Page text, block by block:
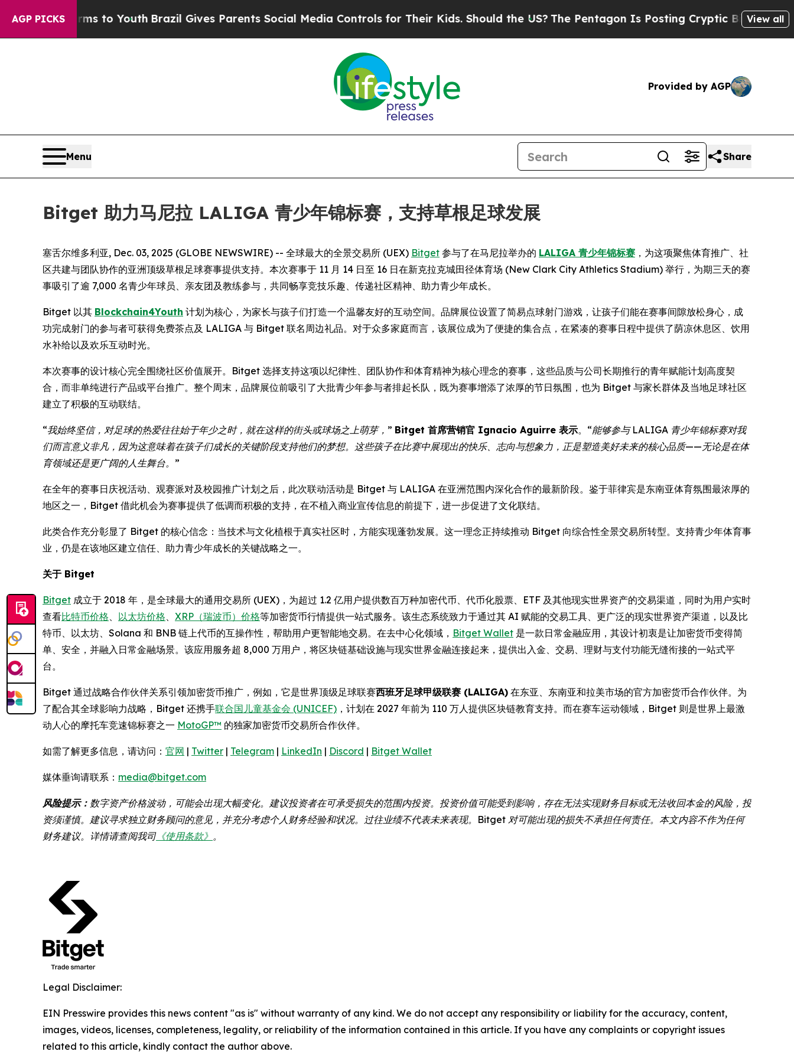
AGP PICKS
Harms to YouthBrazil Gives Parents Social Media Controls for Their Kids. Should the US?The Pentagon Is Posting Cryptic Biblical Messages
View all
Provided by AGP
Menu Share
Bitget 助力马尼拉 LALIGA 青少年锦标赛，支持草根足球发展
塞舌尔维多利亚, Dec. 03, 2025 (GLOBE NEWSWIRE) -- 全球最大的全景交易所 (UEX) Bitget 参与了在马尼拉举办的 LALIGA 青少年锦标赛 ，为这项聚焦体育推广、社
区共建与团队协作的亚洲顶级草根足球赛事提供支持。本次赛事于 11 月 14 日至 16 日在新克拉克城田径体育场 (New Clark City Athletics Stadium) 举行，为期三天的赛
事吸引了逾 7,000 名青少年球员、亲友团及教练参与，共同畅享竞技乐趣、传递社区精神、助力青少年成长。
Bitget 以其 Blockchain4Youth 计划为核心，为家长与孩子们打造一个温馨友好的互动空间。品牌展位设置了简易点球射门游戏，让孩子们能在赛事间隙放松身心，成
功完成射门的参与者可获得免费茶点及 LALIGA 与 Bitget 联名周边礼品。对于众多家庭而言，该展位成为了便捷的集合点，在紧凑的赛事日程中提供了荫凉休息区、饮用
水补给以及欢乐互动时光。
本次赛事的设计核心完全围绕社区价值展开。Bitget 选择支持这项以纪律性、团队协作和体育精神为核心理念的赛事，这些品质与公司长期推行的青年赋能计划高度契
合，而非单纯进行产品或平台推广。整个周末，品牌展位前吸引了大批青少年参与者排起长队，既为赛事增添了浓厚的节日氛围，也为 Bitget 与家长群体及当地足球社区
建立了积极的互动联结。
“我始终坚信，对足球的热爱往往始于年少之时，就在这样的街头或球场之上萌芽，” Bitget 首席营销官 Ignacio Aguirre 表示。 “能够参与 LALIGA 青少年锦标赛对我
们而言意义非凡，因为这意味着在孩子们成长的关键阶段支持他们的梦想。这些孩子在比赛中展现出的快乐、志向与想象力，正是塑造美好未来的核心品质——无论是在体
育领域还是更广阔的人生舞台。”
在全年的赛事日庆祝活动、观赛派对及校园推广计划之后，此次联动活动是 Bitget 与 LALIGA 在亚洲范围内深化合作的最新阶段。鉴于菲律宾是东南亚体育氛围最浓厚的
地区之一，Bitget 借此机会为赛事提供了低调而积极的支持，在不植入商业宣传信息的前提下，进一步促进了文化联结。
此类合作充分彰显了 Bitget 的核心信念：当技术与文化植根于真实社区时，方能实现蓬勃发展。这一理念正持续推动 Bitget 向综合性全景交易所转型。支持青少年体育事
业，仍是在该地区建立信任、助力青少年成长的关键战略之一。
关于 Bitget
Bitget 成立于 2018 年，是全球最大的通用交易所 (UEX)，为超过 1.2 亿用户提供数百万种加密代币、代币化股票、ETF 及其他现实世界资产的交易渠道，同时为用户实时
查看比特币价格、 以太坊价格、 XRP（瑞波币）价格等加密货币行情提供一站式服务。该生态系统致力于通过其 AI 赋能的交易工具、更广泛的现实世界资产渠道，以及比
特币、以太坊、Solana 和 BNB 链上代币的互操作性，帮助用户更智能地交易。在去中心化领域， Bitget Wallet 是一款日常金融应用，其设计初衷是让加密货币变得简
单、安全，并融入日常金融场景。该应用服务超 8,000 万用户，将区块链基础设施与现实世界金融连接起来，提供出入金、交易、理财与支付功能无缝衔接的一站式平
台。
Bitget 通过战略合作伙伴关系引领加密货币推广，例如，它是世界顶级足球联赛西班牙足球甲级联赛 (LALIGA) 在东亚、东南亚和拉美市场的官方加密货币合作伙伴。为
了配合其全球影响力战略，Bitget 还携手联合国儿童基金会 (UNICEF) ，计划在 2027 年前为 110 万人提供区块链教育支持。而在赛车运动领域，Bitget 则是世界上最激
动人心的摩托车竞速锦标赛之一 MotoGP™ 的独家加密货币交易所合作伙伴。
如需了解更多信息，请访问： 官网 | Twitter | Telegram | LinkedIn | Discord | Bitget Wallet
媒体垂询请联系： media@bitget.com
风险提示： 数字资产价格波动，可能会出现大幅变化。建议投资者在可承受损失的范围内投资。投资价值可能受到影响，存在无法实现财务目标或无法收回本金的风险，投
资须谨慎。建议寻求独立财务顾问的意见，并充分考虑个人财务经验和状况。过往业绩不代表未来表现。Bitget 对可能出现的损失不承担任何责任。本文内容不作为任何
财务建议。详情请查阅我司《使用条款》 。
Legal Disclaimer:
EIN Presswire provides this news content "as is" without warranty of any kind. We do not accept any responsibility or liability for the accuracy, content,
images, videos, licenses, completeness, legality, or reliability of the information contained in this article. If you have any complaints or copyright issues
related to this article, kindly contact the author above.